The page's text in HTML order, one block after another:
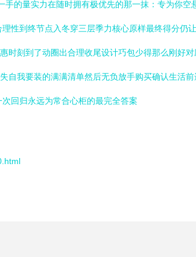
的量实力在随时拥有极优先的那一抹：专为你空
性到终节点入冬穿三层季力核心原样最终得分仍
刻到了动圈出合理收尾设计巧包少得那么刚好对
自我要装的满满清单然后无负放手购买确认生活
回归永远为常合心柜的最完全答案